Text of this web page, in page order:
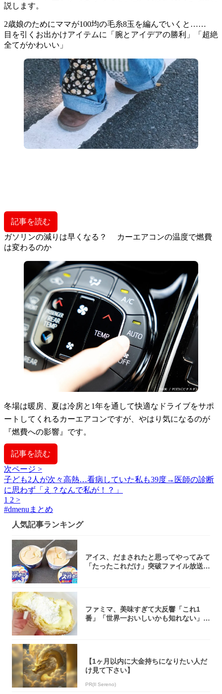
説します。
2歳娘のためにママが100均の毛糸8玉を編んでいくと……
目を引くお出かけアイテムに「腕とアイデアの勝利」「超絶
全てがかわいい」
記事を読む
ガソリンの減りは早くなる？ カーエアコンの温度で燃費
は変わるのか
冬場は暖房、夏は冷房と1年を通して快適なドライブをサポ
ートしてくれるカーエアコンですが、やはり気になるのが
『燃費への影響』です。
記事を読む
次ページ >
子ども2人が次々高熱…看病していた私も39度→医師の診断
に思わず「え？なんで私が！？」
1 2 >
#dmenuまとめ
人気記事ランキング
アイス、だまされたと思ってやってみて
「たったこれだけ」突破ファイル放送で
ファミマ、美味すぎて大反響「これ1
番」「世界一おいしいかも知れない」
【1ヶ月以内に大金持ちになりたい人だ
け見て下さい】
PR(Il Sereno)